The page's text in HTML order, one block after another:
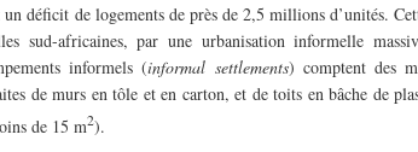
déficit de logements de près de 2,5 millions d’unités.
sud-africaines, par une urbanisation informelle
informels (informal settlements) comptent des
de murs en tôle et en carton, et de toits en bâche de
de 15 m2).